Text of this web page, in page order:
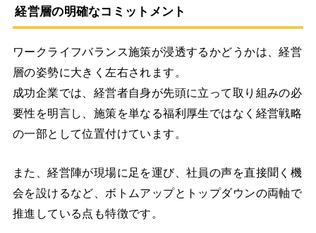
経営層の明確なコミットメント
ワークライフバランス施策が浸透するかどうかは、経営
層の姿勢に大きく左右されます。
成功企業では、経営者自身が先頭に立って取り組みの必
要性を明言し、施策を単なる福利厚生ではなく経営戦略
の一部として位置付けています。
また、経営陣が現場に足を運び、社員の声を直接聞く機
会を設けるなど、ボトムアップとトップダウンの両軸で
推進している点も特徴です。